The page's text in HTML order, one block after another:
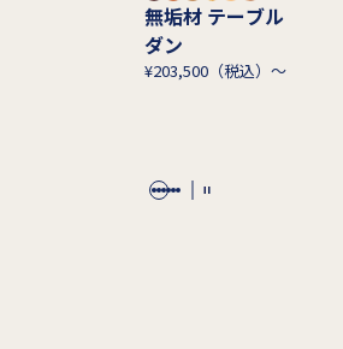
無垢材 テーブル
ダン
¥203,500（税込）～